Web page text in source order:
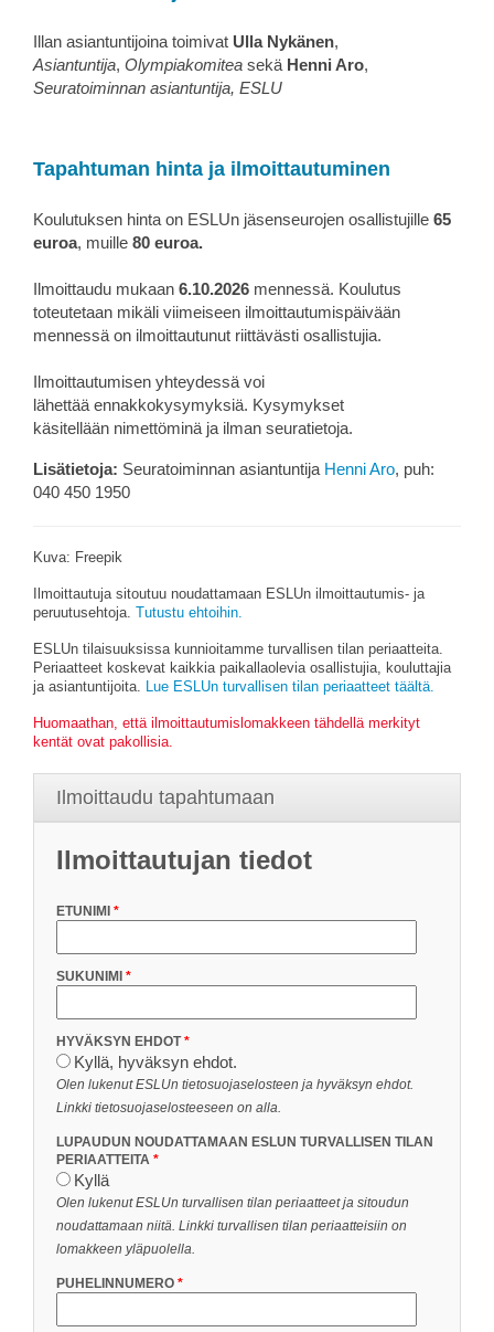
Illan asiantuntijoina toimivat Ulla Nykänen,
Asiantuntija, Olympiakomitea sekä Henni Aro,
Seuratoiminnan asiantuntija, ESLU
Tapahtuman hinta ja ilmoittautuminen
Koulutuksen hinta on ESLUn jäsenseurojen osallistujille 65
euroa, muille 80 euroa.
Ilmoittaudu mukaan 6.10.2026 mennessä. Koulutus
toteutetaan mikäli viimeiseen ilmoittautumispäivään
mennessä on ilmoittautunut riittävästi osallistujia.
Ilmoittautumisen yhteydessä voi
lähettää ennakkokysymyksiä. Kysymykset
käsitellään nimettöminä ja ilman seuratietoja.
Lisätietoja: Seuratoiminnan asiantuntija Henni Aro, puh:
040 450 1950
Kuva: Freepik
Ilmoittautuja sitoutuu noudattamaan ESLUn ilmoittautumis- ja
peruutusehtoja. Tutustu ehtoihin.
ESLUn tilaisuuksissa kunnioitamme turvallisen tilan periaatteita.
Periaatteet koskevat kaikkia paikallaolevia osallistujia, kouluttajia
ja asiantuntijoita. Lue ESLUn turvallisen tilan periaatteet täältä.
Huomaathan, että ilmoittautumislomakkeen tähdellä merkityt
kentät ovat pakollisia.
Ilmoittaudu tapahtumaan
Ilmoittautujan tiedot
ETUNIMI
SUKUNIMI
HYVÄKSYN EHDOT
Kyllä, hyväksyn ehdot.
Olen lukenut ESLUn tietosuojaselosteen ja hyväksyn ehdot.
Linkki tietosuojaselosteeseen on alla.
LUPAUDUN NOUDATTAMAAN ESLUN TURVALLISEN TILAN
PERIAATTEITA
Kyllä
Olen lukenut ESLUn turvallisen tilan periaatteet ja sitoudun
noudattamaan niitä. Linkki turvallisen tilan periaatteisiin on
lomakkeen yläpuolella.
PUHELINNUMERO